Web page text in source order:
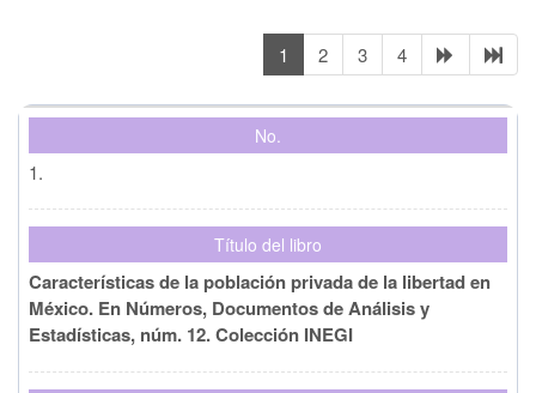
País de origen
Editorial
1 2 3 4
No.
1.
Título del libro
Características de la población privada de la libertad en
México. En Números, Documentos de Análisis y
Estadísticas, núm. 12. Colección INEGI